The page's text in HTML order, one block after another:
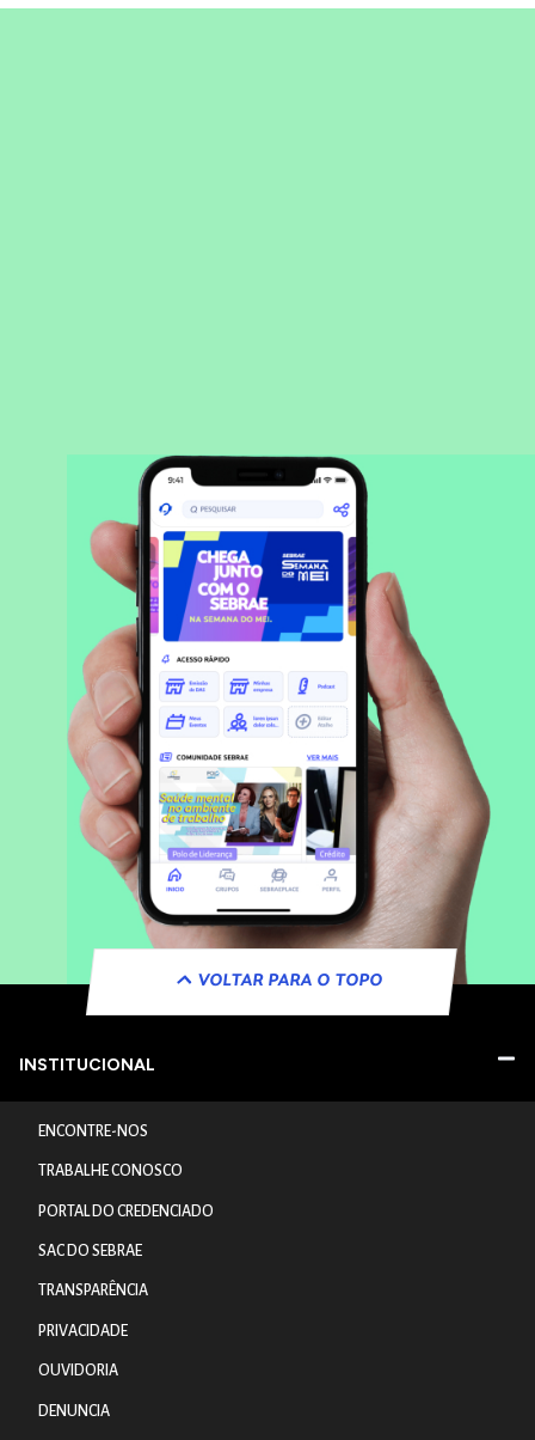
VOLTAR PARA O TOPO
INSTITUCIONAL
ENCONTRE-NOS
TRABALHE CONOSCO
PORTAL DO CREDENCIADO
SAC DO SEBRAE
TRANSPARÊNCIA
PRIVACIDADE
OUVIDORIA
DENUNCIA